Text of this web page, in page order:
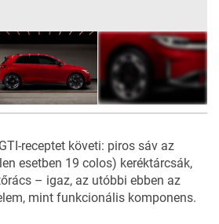
receptet követi: piros sáv az
esetben 19 colos) keréktárcsák,
– igaz, az utóbbi ebben az
mint funkcionális komponens.